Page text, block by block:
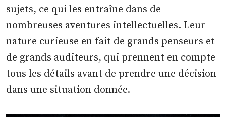
sujets, ce qui les entraîne dans de
nombreuses aventures intellectuelles. Leur
nature curieuse en fait de grands penseurs et
de grands auditeurs, qui prennent en compte
tous les détails avant de prendre une décision
dans une situation donnée.